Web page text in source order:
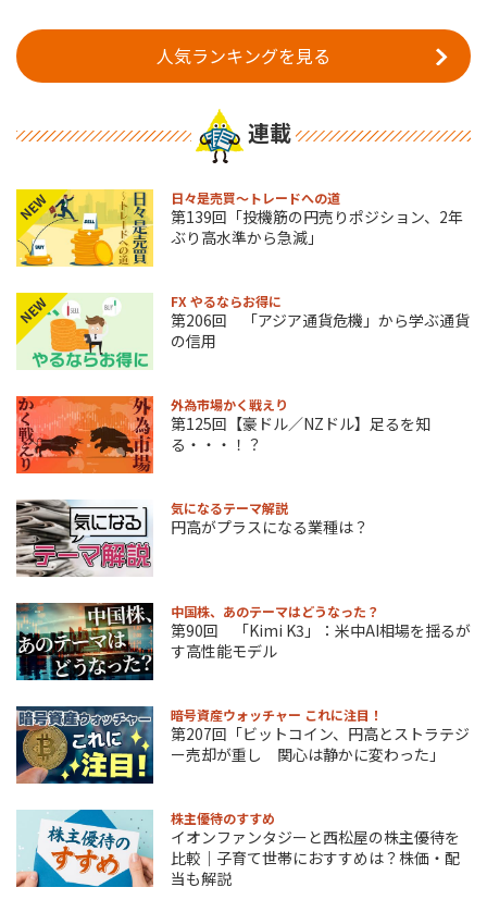
人気ランキングを見る
連載
NEW 日々是売買～トレードへの道
第139回「投機筋の円売りポジション、2年
ぶり高水準から急減」
NEW FX やるならお得に
第206回 「アジア通貨危機」から学ぶ通貨
の信用
外為市場かく戦えり
第125回【豪ドル／NZドル】足るを知
る・・・！？
気になるテーマ解説
円高がプラスになる業種は？
中国株、あのテーマはどうなった？
第90回 「Kimi K3」：米中AI相場を揺るが
す高性能モデル
暗号資産ウォッチャー これに注目！
第207回「ビットコイン、円高とストラテジ
ー売却が重し 関心は静かに変わった」
株主優待のすすめ
イオンファンタジーと西松屋の株主優待を
比較｜子育て世帯におすすめは？株価・配
当も解説